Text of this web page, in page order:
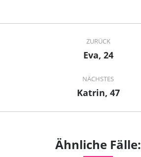
navigation
ZURÜCK
Previous
Eva, 24
NÄCHSTES
Next
Katrin, 47
Ähnliche Fälle: